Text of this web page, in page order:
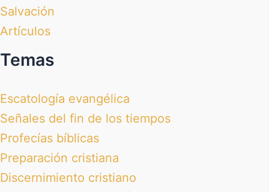
Salvación
Artículos
Temas
Escatología evangélica
Señales del fin de los tiempos
Profecías bíblicas
Preparación cristiana
Discernimiento cristiano